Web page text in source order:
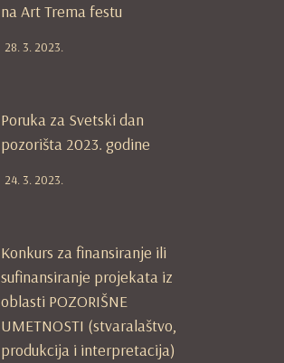
na Art Trema festu
28. 3. 2023.
Poruka za Svetski dan
pozorišta 2023. godine
24. 3. 2023.
Konkurs za finansiranje ili
sufinansiranje projekata iz
oblasti POZORIŠNE
UMETNOSTI (stvaralaštvo,
produkcija i interpretacija)